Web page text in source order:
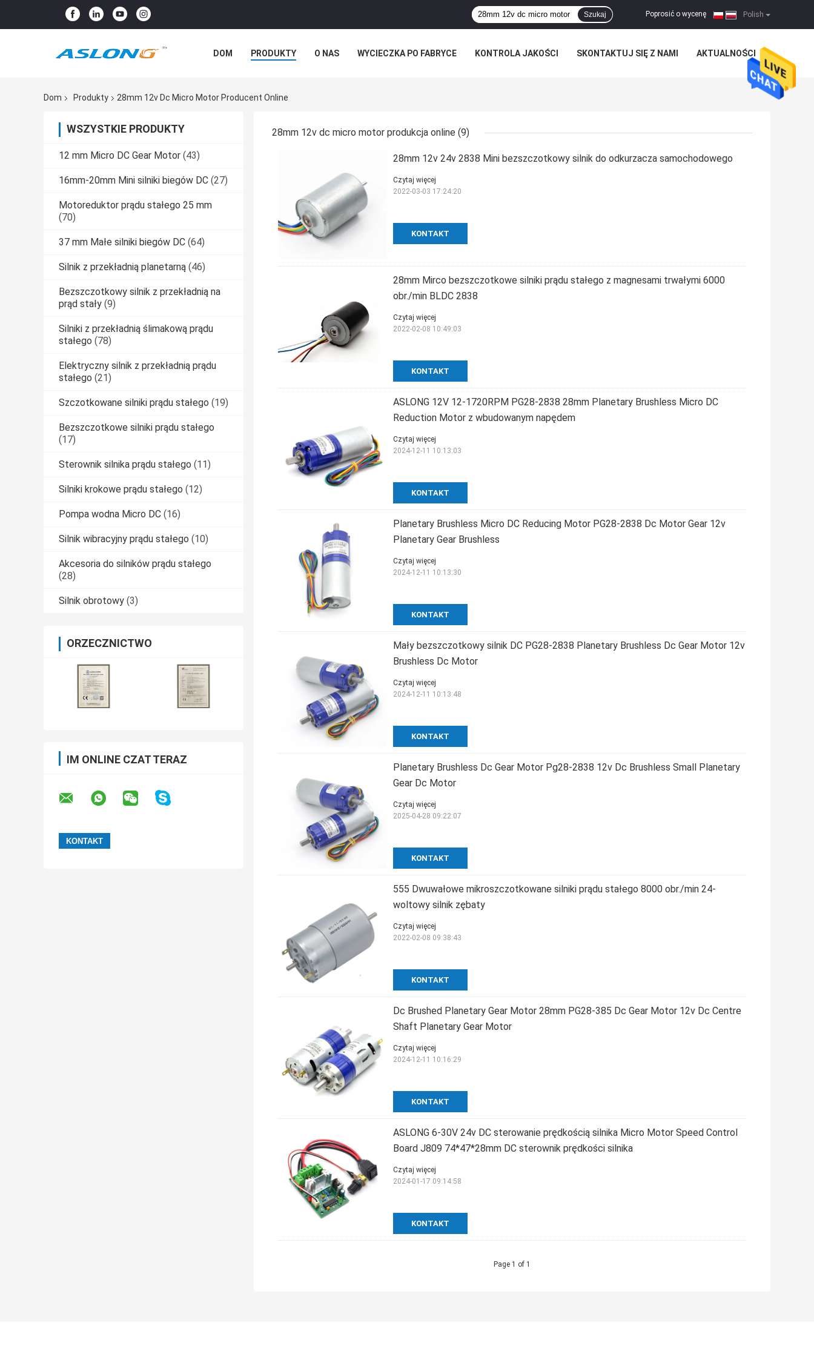
Polish
Poprosić o wycenę |
Szukaj
DOM PRODUKTY O NAS WYCIECZKA PO FABRYCE KONTROLA JAKOŚCI SKONTAKTUJ SIĘ Z NAMI AKTUALNOŚCI
Dom
Produkty 28mm 12v Dc Micro Motor Producent Online
WSZYSTKIE PRODUKTY
12 mm Micro DC Gear Motor (43)
16mm-20mm Mini silniki biegów DC (27)
Motoreduktor prądu stałego 25 mm
(70)
37 mm Małe silniki biegów DC (64)
Silnik z przekładnią planetarną (46)
Bezszczotkowy silnik z przekładnią na
prąd stały (9)
Silniki z przekładnią ślimakową prądu
stałego (78)
Elektryczny silnik z przekładnią prądu
stałego (21)
Szczotkowane silniki prądu stałego (19)
Bezszczotkowe silniki prądu stałego
(17)
Sterownik silnika prądu stałego (11)
Silniki krokowe prądu stałego (12)
Pompa wodna Micro DC (16)
Silnik wibracyjny prądu stałego (10)
Akcesoria do silników prądu stałego
(28)
Silnik obrotowy (3)
ORZECZNICTWO
IM ONLINE CZAT TERAZ
28mm 12v dc micro motor produkcja online (9)
28mm 12v 24v 2838 Mini bezszczotkowy silnik do odkurzacza samochodowego
KONTAKT
Czytaj więcej
2022-03-03 17:24:20
28mm Mirco bezszczotkowe silniki prądu stałego z magnesami trwałymi 6000
obr./min BLDC 2838
KONTAKT
Czytaj więcej
2022-02-08 10:49:03
ASLONG 12V 12-1720RPM PG28-2838 28mm Planetary Brushless Micro DC
Reduction Motor z wbudowanym napędem
KONTAKT
Czytaj więcej
2024-12-11 10:13:03
Planetary Brushless Micro DC Reducing Motor PG28-2838 Dc Motor Gear 12v
Planetary Gear Brushless
KONTAKT
Czytaj więcej
2024-12-11 10:13:30
Mały bezszczotkowy silnik DC PG28-2838 Planetary Brushless Dc Gear Motor 12v
Brushless Dc Motor
KONTAKT
Czytaj więcej
2024-12-11 10:13:48
Planetary Brushless Dc Gear Motor Pg28-2838 12v Dc Brushless Small Planetary
Gear Dc Motor
KONTAKT
Czytaj więcej
2025-04-28 09:22:07
555 Dwuwałowe mikroszczotkowane silniki prądu stałego 8000 obr./min 24-
woltowy silnik zębaty
KONTAKT
Czytaj więcej
2022-02-08 09:38:43
Dc Brushed Planetary Gear Motor 28mm PG28-385 Dc Gear Motor 12v Dc Centre
Shaft Planetary Gear Motor
KONTAKT
Czytaj więcej
2024-12-11 10:16:29
ASLONG 6-30V 24v DC sterowanie prędkością silnika Micro Motor Speed Control
Board J809 74*47*28mm DC sterownik prędkości silnika
KONTAKT
Czytaj więcej
2024-01-17 09:14:58
Page 1 of 1